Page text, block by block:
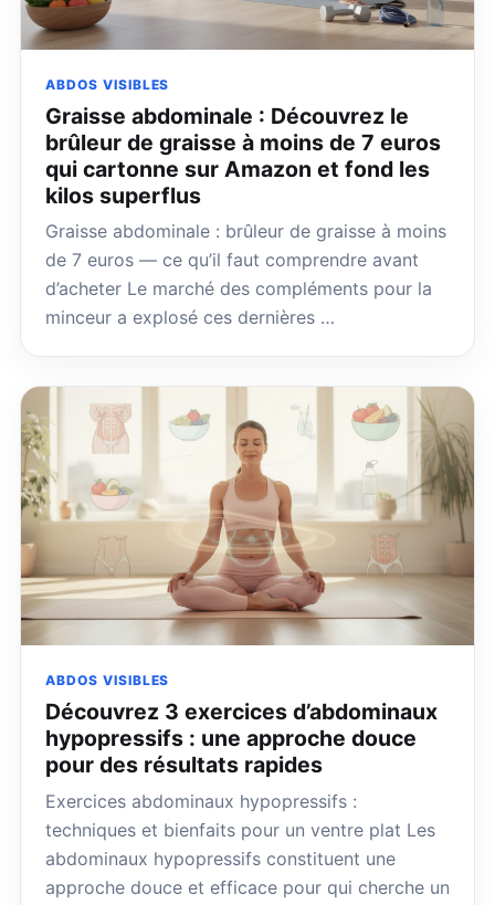
ABDOS VISIBLES
Graisse abdominale : Découvrez le
brûleur de graisse à moins de 7 euros
qui cartonne sur Amazon et fond les
kilos superflus
Graisse abdominale : brûleur de graisse à moins
de 7 euros — ce qu’il faut comprendre avant
d’acheter Le marché des compléments pour la
minceur a explosé ces dernières …
ABDOS VISIBLES
Découvrez 3 exercices d’abdominaux
hypopressifs : une approche douce
pour des résultats rapides
Exercices abdominaux hypopressifs :
techniques et bienfaits pour un ventre plat Les
abdominaux hypopressifs constituent une
approche douce et efficace pour qui cherche un